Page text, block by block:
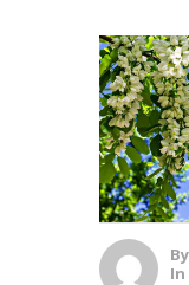
By
In